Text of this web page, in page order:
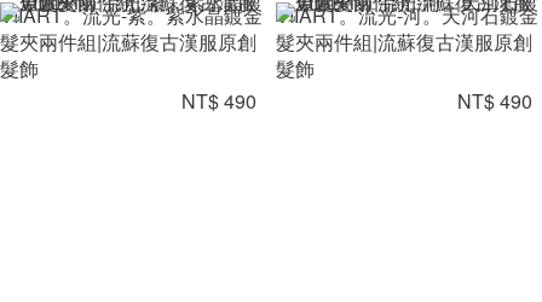
VIIART。流光-紫。紫水晶鍍金
髮夾兩件組|流蘇復古漢服原創
髮飾
NT$ 490
VIIART。流光-河。天河石鍍金
髮夾兩件組|流蘇復古漢服原創
髮飾
NT$ 490